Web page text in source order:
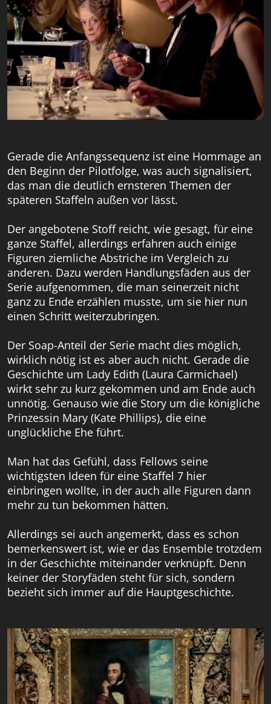
Gerade die Anfangssequenz ist eine Hommage an
den Beginn der Pilotfolge, was auch signalisiert,
das man die deutlich ernsteren Themen der
späteren Staffeln außen vor lässt.
Der angebotene Stoff reicht, wie gesagt, für eine
ganze Staffel, allerdings erfahren auch einige
Figuren ziemliche Abstriche im Vergleich zu
anderen. Dazu werden Handlungsfäden aus der
Serie aufgenommen, die man seinerzeit nicht
ganz zu Ende erzählen musste, um sie hier nun
einen Schritt weiterzubringen.
Der Soap-Anteil der Serie macht dies möglich,
wirklich nötig ist es aber auch nicht. Gerade die
Geschichte um Lady Edith (Laura Carmichael)
wirkt sehr zu kurz gekommen und am Ende auch
unnötig. Genauso wie die Story um die königliche
Prinzessin Mary (Kate Phillips), die eine
unglückliche Ehe führt.
Man hat das Gefühl, dass Fellows seine
wichtigsten Ideen für eine Staffel 7 hier
einbringen wollte, in der auch alle Figuren dann
mehr zu tun bekommen hätten.
Allerdings sei auch angemerkt, dass es schon
bemerkenswert ist, wie er das Ensemble trotzdem
in der Geschichte miteinander verknüpft. Denn
keiner der Storyfäden steht für sich, sondern
bezieht sich immer auf die Hauptgeschichte.